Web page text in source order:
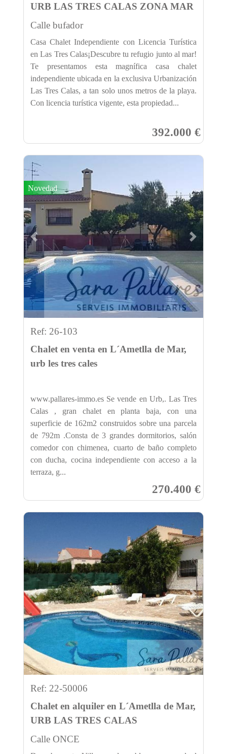
URB LAS TRES CALAS ZONA MAR
Calle bufador
Casa Chalet Independiente con Licencia Turística
en Las Tres Calas¡Descubre tu refugio junto al mar!
Te presentamos esta magnífica casa chalet
independiente ubicada en la exclusiva Urbanización
Las Tres Calas, a tan solo unos metros de la playa.
Con licencia turística vigente, esta propiedad...
392.000 €
Previous Next
Novedad
Ref: 26-103
Chalet en venta en L´Ametlla de Mar,
urb les tres cales
www.pallares-immo.es Se vende en Urb,. Las Tres
Calas , gran chalet en planta baja, con una
superficie de 162m2 construidos sobre una parcela
de 792m .Consta de 3 grandes dormitorios, salón
comedor con chimenea, cuarto de baño completo
con ducha, cocina independiente con acceso a la
terraza, g...
270.400 €
Previous Next
Ref: 22-50006
Chalet en alquiler en L´Ametlla de Mar,
URB LAS TRES CALAS
Calle ONCE